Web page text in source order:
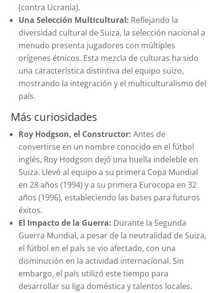
(contra Ucrania).
Una Selección Multicultural: Reflejando la
diversidad cultural de Suiza, la selección nacional a
menudo presenta jugadores con múltiples
orígenes étnicos. Esta mezcla de culturas ha sido
una característica distintiva del equipo suizo,
mostrando la integración y el multiculturalismo del
país.
Más curiosidades
Roy Hodgson, el Constructor: Antes de
convertirse en un nombre conocido en el fútbol
inglés, Roy Hodgson dejó una huella indeleble en
Suiza. Llevó al equipo a su primera Copa Mundial
en 28 años (1994) y a su primera Eurocopa en 32
años (1996), estableciendo las bases para futuros
éxitos.
El Impacto de la Guerra: Durante la Segunda
Guerra Mundial, a pesar de la neutralidad de Suiza,
el fútbol en el país se vio afectado, con una
disminución en la actividad internacional. Sin
embargo, el país utilizó este tiempo para
desarrollar su liga doméstica y talentos locales.